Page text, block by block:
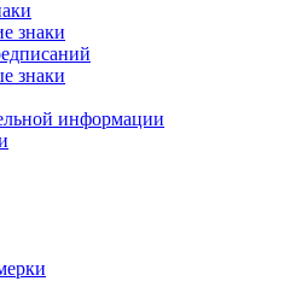
знаки
знаки
информации